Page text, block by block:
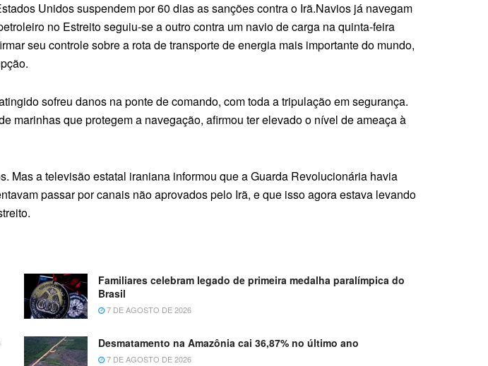
Unidos suspendem por 60 dias as sanções contra o Irã.Navios já navegam
no Estreito seguiu-se a outro contra um navio de carga na quinta-feira
seu controle sobre a rota de transporte de energia mais importante do mundo,
sofreu danos na ponte de comando, com toda a tripulação em segurança.
marinhas que protegem a navegação, afirmou ter elevado o nível de ameaça à
Mas a televisão estatal iraniana informou que a Guarda Revolucionária havia
passar por canais não aprovados pelo Irã, e que isso agora estava levando
Familiares celebram legado de primeira medalha paralímpica do
Brasil
7 DE AGOSTO DE 2026
Desmatamento na Amazônia cai 36,87% no último ano
7 DE AGOSTO DE 2026